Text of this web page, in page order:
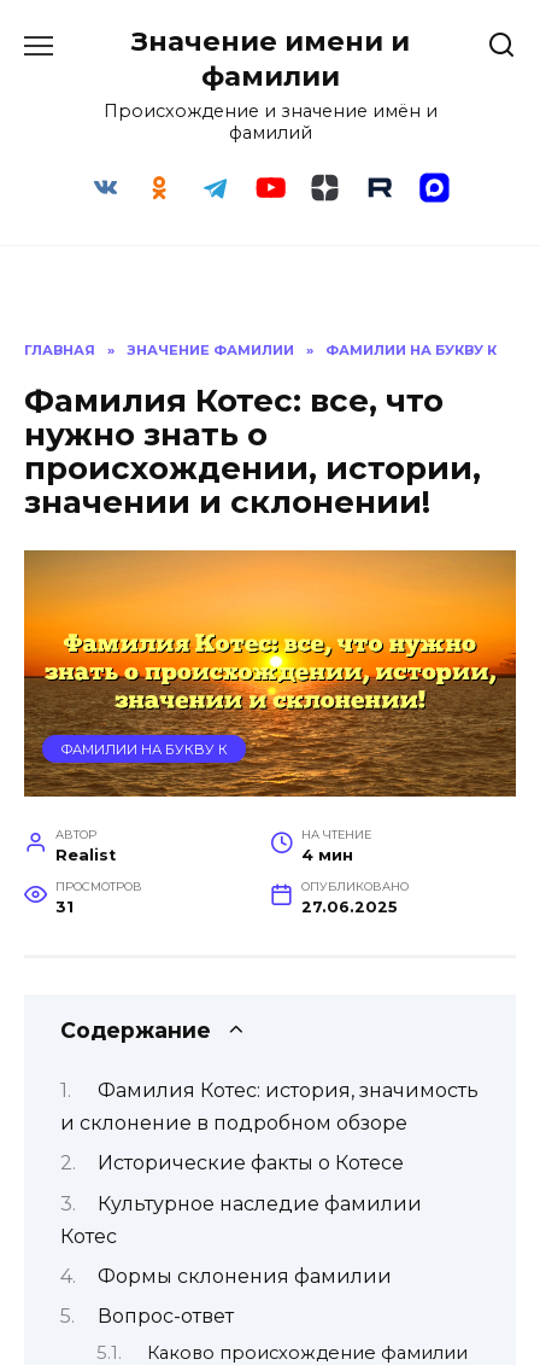
Значение имени и
фамилии
Происхождение и значение имён и
фамилий
ГЛАВНАЯ » ЗНАЧЕНИЕ ФАМИЛИИ » ФАМИЛИИ НА БУКВУ К
Фамилия Котес: все, что
нужно знать о
происхождении, истории,
значении и склонении!
ФАМИЛИИ НА БУКВУ К
АВТОР
Realist
НА ЧТЕНИЕ
4 мин
ПРОСМОТРОВ
31
ОПУБЛИКОВАНО
27.06.2025
Содержание
Фамилия Котес: история, значимость
и склонение в подробном обзоре
Исторические факты о Котесе
Культурное наследие фамилии
Котес
Формы склонения фамилии
Вопрос-ответ
Каково происхождение фамилии